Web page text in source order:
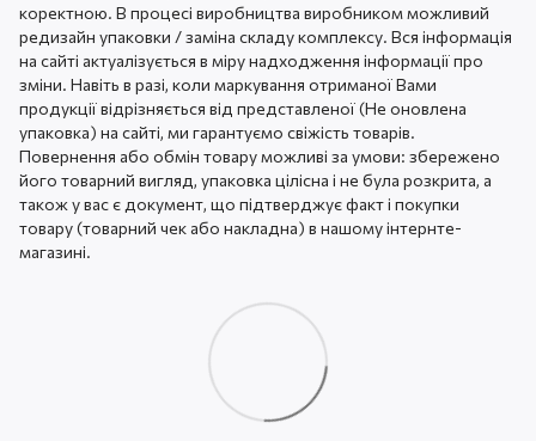
коректною. В процесі виробництва виробником можливий
редизайн упаковки / заміна складу комплексу. Вся інформація
на сайті актуалізується в міру надходження інформації про
зміни. Навіть в разі, коли маркування отриманої Вами
продукції відрізняється від представленої (Не оновлена ​​
упаковка) на сайті, ми гарантуємо свіжість товарів.
Повернення або обмін товару можливі за умови: збережено
його товарний вигляд, упаковка цілісна і не була розкрита, а
також у вас є документ, що підтверджує факт і покупки
товару (товарний чек або накладна) в нашому інтернте-
магазині.